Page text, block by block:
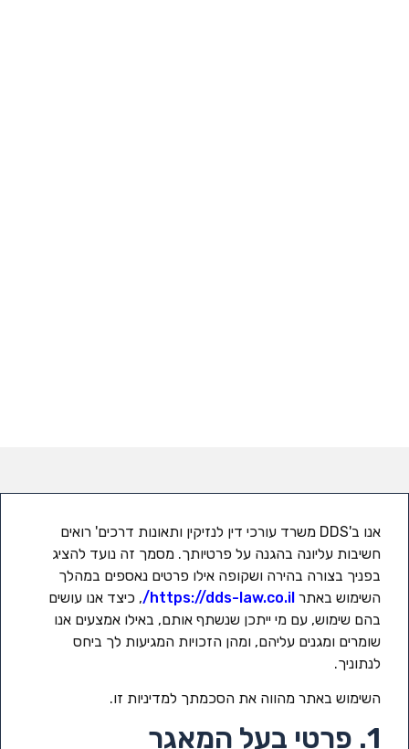
אנו ב'DDS משרד עורכי דין לנזיקין ותאונות דרכים' רואים
חשיבות עליונה בהגנה על פרטיותך. מסמך זה נועד להציג
בפניך בצורה בהירה ושקופה אילו פרטים נאספים במהלך
השימוש באתר https://dds-law.co.il/ , כיצד אנו עושים
בהם שימוש, עם מי ייתכן שנשתף אותם, באילו אמצעים אנו
שומרים ומגנים עליהם, ומהן הזכויות המגיעות לך ביחס
לנתוניך.
השימוש באתר מהווה את הסכמתך למדיניות זו.
1. פרטי בעל המאגר